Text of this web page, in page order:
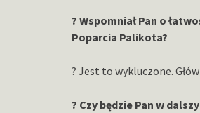
? Wspomniał Pan o
Poparcia Palikota?
? Jest to wykluczone.
? Czy będzie Pan w